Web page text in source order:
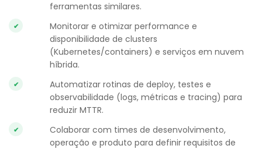
ferramentas similares.
Monitorar e otimizar performance e
disponibilidade de clusters
(Kubernetes/containers) e serviços em nuvem
híbrida.
Automatizar rotinas de deploy, testes e
observabilidade (logs, métricas e tracing) para
reduzir MTTR.
Colaborar com times de desenvolvimento,
operação e produto para definir requisitos de